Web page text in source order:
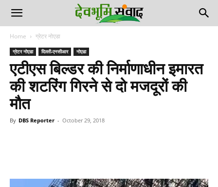
Home ग्रेटर नोएडा
ग्रेटर नोएडा दिल्ली-एनसीआर नोएडा
एटीएस बिल्डर की निर्माणाधीन इमारत
की शटरिंग गिरने से दो मजदूरों की
मौत
By DBS Reporter - October 29, 2018